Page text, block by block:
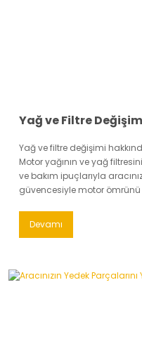
Yağ ve Filtre
Yağ ve filtre değişimi
Motor yağının ve yağ
ve bakım ipuçlarıyla
güvencesiyle motor ömrünü
Devamı